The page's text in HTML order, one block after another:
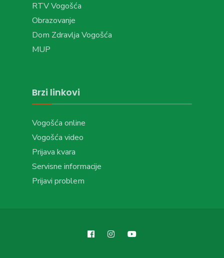
RTV Vogošća
Obrazovanje
Dom Zdravlja Vogošća
MUP
Brzi linkovi
Vogošća online
Vogošća video
Prijava kvara
Servisne informacije
Prijavi problem